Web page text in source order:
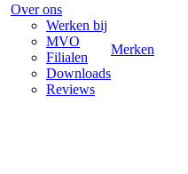
Over ons
Werken bij
MVO
Filialen
Downloads
Reviews
Merken